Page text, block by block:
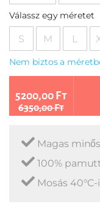
Válassz egy méretet
S M L
Nem biztos a
5200,00 Ft
6350,00 Ft
Magas
100%
Mosás